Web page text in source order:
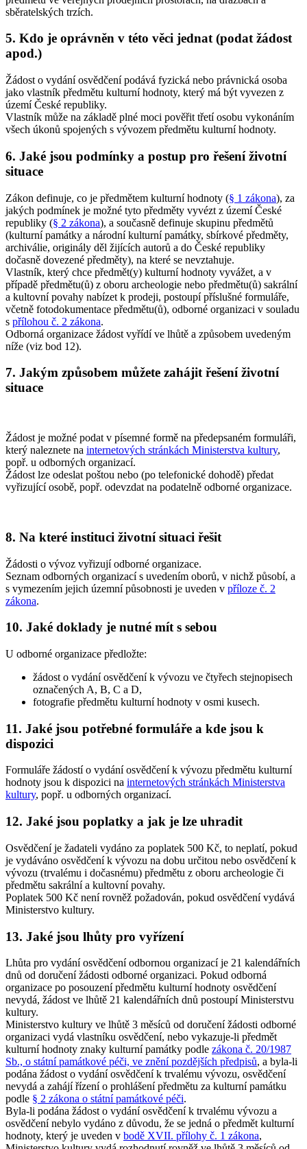
sběratelských trzích.
5. Kdo je oprávněn v této věci jednat (podat žádost
apod.)
Žádost o vydání osvědčení podává fyzická nebo právnická osoba
jako vlastník předmětu kulturní hodnoty, který má být vyvezen z
území České republiky.
Vlastník může na základě plné moci pověřit třetí osobu vykonáním
všech úkonů spojených s vývozem předmětu kulturní hodnoty.
6. Jaké jsou podmínky a postup pro řešení životní
situace
Zákon definuje, co je předmětem kulturní hodnoty (§ 1 zákona), za
jakých podmínek je možné tyto předměty vyvézt z území České
republiky (§ 2 zákona), a současně definuje skupinu předmětů
(kulturní památky a národní kulturní památky, sbírkové předměty,
archiválie, originály děl žijících autorů a do České republiky
dočasně dovezené předměty), na které se nevztahuje.
Vlastník, který chce předmět(y) kulturní hodnoty vyvážet, a v
případě předmětu(ů) z oboru archeologie nebo předmětu(ů) sakrální
a kultovní povahy nabízet k prodeji, postoupí příslušné formuláře,
včetně fotodokumentace předmětu(ů), odborné organizaci v souladu
s přílohou č. 2 zákona.
Odborná organizace žádost vyřídí ve lhůtě a způsobem uvedeným
níže (viz bod 12).
7. Jakým způsobem můžete zahájit řešení životní
situace
Žádost je možné podat v písemné formě na předepsaném formuláři,
který naleznete na internetových stránkách Ministerstva kultury,
popř. u odborných organizací.
Žádost lze odeslat poštou nebo (po telefonické dohodě) předat
vyřizující osobě, popř. odevzdat na podatelně odborné organizace.
8. Na které instituci životní situaci řešit
Žádosti o vývoz vyřizují odborné organizace.
Seznam odborných organizací s uvedením oborů, v nichž působí, a
s vymezením jejich územní působnosti je uveden v příloze č. 2
zákona.
10. Jaké doklady je nutné mít s sebou
U odborné organizace předložte:
žádost o vydání osvědčení k vývozu ve čtyřech stejnopisech
označených A, B, C a D,
fotografie předmětu kulturní hodnoty v osmi kusech.
11. Jaké jsou potřebné formuláře a kde jsou k
dispozici
Formuláře žádostí o vydání osvědčení k vývozu předmětu kulturní
hodnoty jsou k dispozici na internetových stránkách Ministerstva
kultury, popř. u odborných organizací.
12. Jaké jsou poplatky a jak je lze uhradit
Osvědčení je žadateli vydáno za poplatek 500 Kč, to neplatí, pokud
je vydáváno osvědčení k vývozu na dobu určitou nebo osvědčení k
vývozu (trvalému i dočasnému) předmětu z oboru archeologie či
předmětu sakrální a kultovní povahy.
Poplatek 500 Kč není rovněž požadován, pokud osvědčení vydává
Ministerstvo kultury.
13. Jaké jsou lhůty pro vyřízení
Lhůta pro vydání osvědčení odbornou organizací je 21 kalendářních
dnů od doručení žádosti odborné organizaci. Pokud odborná
organizace po posouzení předmětu kulturní hodnoty osvědčení
nevydá, žádost ve lhůtě 21 kalendářních dnů postoupí Ministerstvu
kultury.
Ministerstvo kultury ve lhůtě 3 měsíců od doručení žádosti odborné
organizaci vydá vlastníku osvědčení, nebo vykazuje-li předmět
kulturní hodnoty znaky kulturní památky podle zákona č. 20/1987
Sb., o státní památkové péči, ve znění pozdějších předpisů, a byla-li
podána žádost o vydání osvědčení k trvalému vývozu, osvědčení
nevydá a zahájí řízení o prohlášení předmětu za kulturní památku
podle § 2 zákona o státní památkové péči.
Byla-li podána žádost o vydání osvědčení k trvalému vývozu a
osvědčení nebylo vydáno z důvodu, že se jedná o předmět kulturní
hodnoty, který je uveden v bodě XVII. přílohy č. 1 zákona,